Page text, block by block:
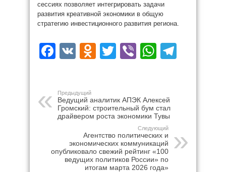
сессиях позволяет интегрировать задачи
развития креативной экономики в общую
стратегию инвестиционного развития региона.
Facebook
VK Odnoklassniki
Twitter
Viber
Предыдущий
Ведущий аналитик АПЭК Алексей
Громский: строительный бум стал
драйвером роста экономики Тувы
Следующий
Агентство политических и
экономических коммуникаций
опубликовало свежий рейтинг «100
ведущих политиков России» по
итогам марта 2026 года»